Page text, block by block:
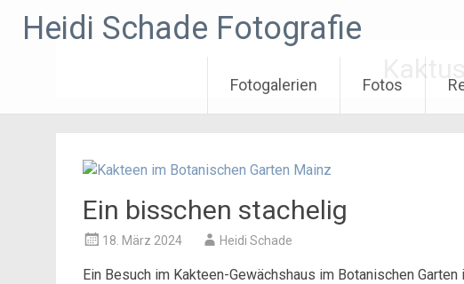
InhaltHeidi Schade Fotografie
Fotogalerien Fotos
Ein bisschen stachelig
18. März 2024 Heidi Schade
Ein Besuch im Kakteen-Gewächshaus im Botanischen Garten